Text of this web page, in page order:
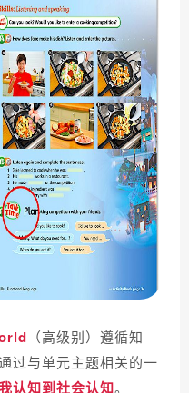
（高级别）遵循知
过与单元主题相关的一
认知到社会认知。